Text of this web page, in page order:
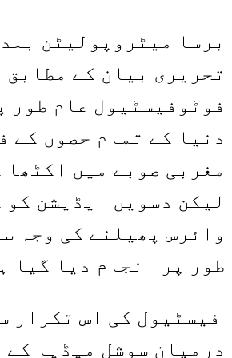
برسا میٹروپولیٹن
تحریری بیان کے مطابق
فوٹوفیسٹیول عام طور
دنیا کے تمام حصوں کے
مغربی صوبے میں اکٹھا
لیکن دسویں ایڈیشن کو
وائرس پھیلنے کی وجہ
طور پر انجام دیا گیا
فیسٹیول کی اس تکرار
درمیان سوشل میڈیا کے